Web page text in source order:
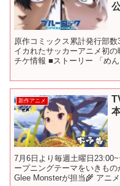
原作コミックス累計発行部
イカれたサッカーアニメ初
チケ情報 ■ストーリー 「め
新作アニメ
7月6日より毎週土曜日
ープニングテーマをいきも
Glee Monsterが担当🌾 アニ